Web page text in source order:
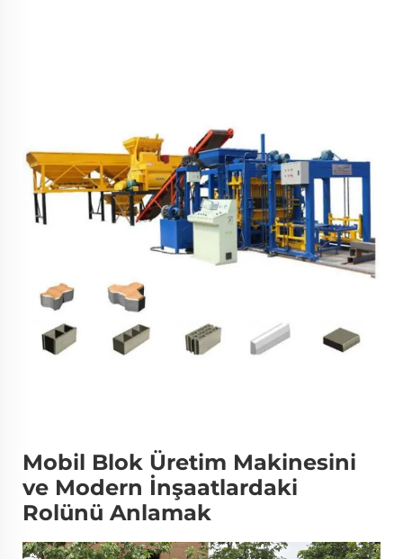
Mobil Blok Üretim Makinesini
ve Modern İnşaatlardaki
Rolünü Anlamak